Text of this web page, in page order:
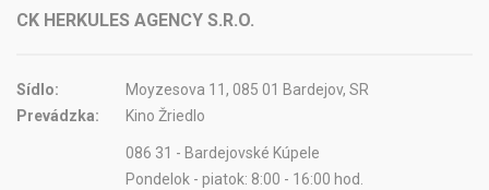
CK HERKULES AGENCY S.R.O.
Sídlo:
Moyzesova 11, 085 01 Bardejov, SR
Prevádzka:
Kino Žriedlo
086 31 - Bardejovské Kúpele
Pondelok - piatok: 8:00 - 16:00 hod.